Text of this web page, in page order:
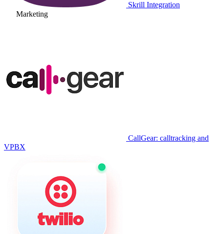
Skrill Integration
Marketing
CallGear: calltracking and
VPBX